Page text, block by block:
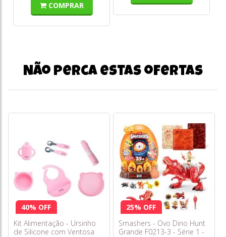
COMPRAR
Não perca estas ofertas
40% OFF
Kit Alimentação - Ursinho
de Silicone com Ventosa
25% OFF
Smashers - Ovo Dino Hunt
Grande F0213-3 - Série 1 -